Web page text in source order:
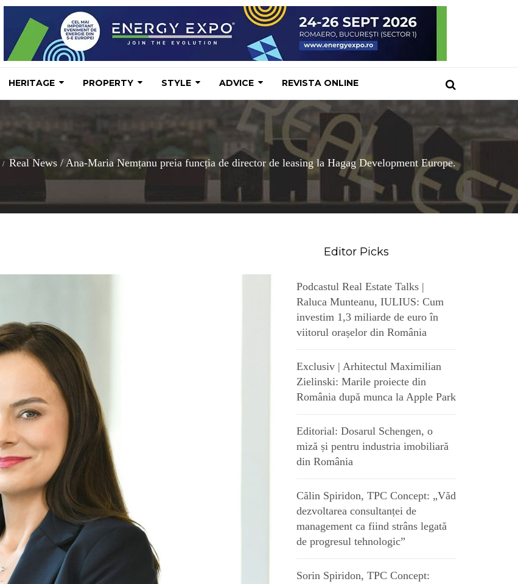
HERITAGE PROPERTY STYLE ADVICE REVISTA ONLINE
Real News /Ana-Maria Nemțanu preia funcția de director de leasing la Hagag Development Europe.
Editor Picks
Podcastul Real Estate Talks |
Raluca Munteanu, IULIUS: Cum
investim 1,3 miliarde de euro în
viitorul orașelor din România
Exclusiv | Arhitectul Maximilian
Zielinski: Marile proiecte din
România după munca la Apple Park
Editorial: Dosarul Schengen, o
miză și pentru industria imobiliară
din România
Călin Spiridon, TPC Concept: „Văd
dezvoltarea consultanței de
management ca fiind strâns legată
de progresul tehnologic”
Sorin Spiridon, TPC Concept: